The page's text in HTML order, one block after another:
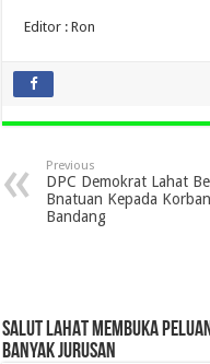
Editor : Ron
Previous
DPC Demokrat Lahat
Bnatuan Kepada
Bandang
SALUT LAHAT MEMBUKA
BANYAK JURUSAN